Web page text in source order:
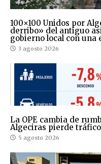
100×100 Unidos por
derribo» del antiguo
gobierno local con una
3 agosto 2026
La OPE cambia de
Algeciras pierde
5 agosto 2026